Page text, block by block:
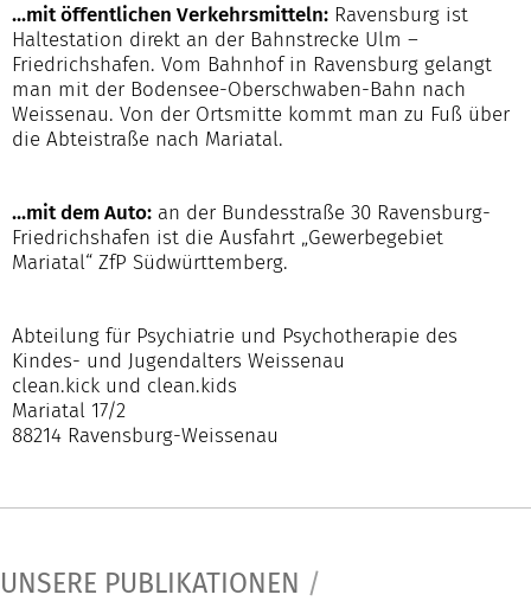
...mit öffentlichen Verkehrsmitteln: Ravensburg ist
Haltestation direkt an der Bahnstrecke Ulm –
Friedrichshafen. Vom Bahnhof in Ravensburg gelangt
man mit der Bodensee-Oberschwaben-Bahn nach
Weissenau. Von der Ortsmitte kommt man zu Fuß über
die Abteistraße nach Mariatal.
...mit dem Auto: an der Bundesstraße 30 Ravensburg-
Friedrichshafen ist die Ausfahrt „Gewerbegebiet
Mariatal“ ZfP Südwürttemberg.
Abteilung für Psychiatrie und Psychotherapie des
Kindes- und Jugendalters Weissenau
clean.kick und clean.kids
Mariatal 17/2
88214 Ravensburg-Weissenau
UNSERE PUBLIKATIONEN /